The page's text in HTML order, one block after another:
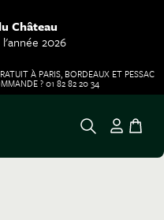
Château
2026
À PARIS, BORDEAUX ET PESSAC
? 01 82 82 20 34